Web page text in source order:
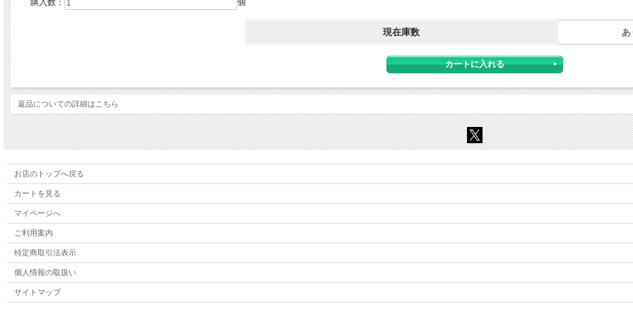
購入数： 個
現在庫数 あ
返品についての詳細はこちら
お店のトップへ戻る
カートを見る
マイページへ
ご利用案内
特定商取引法表示
個人情報の取扱い
サイトマップ